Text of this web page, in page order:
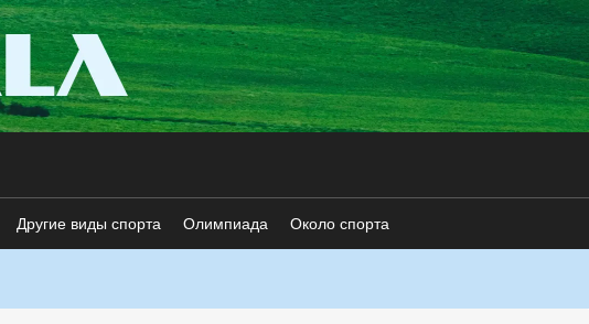
Другие виды спорта Олимпиада Около спорта